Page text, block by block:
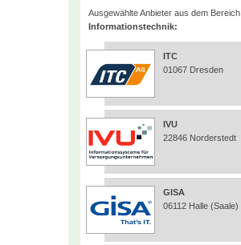
Ausgewählte Anbieter aus dem Bereich
Informationstechnik:
ITC
01067 Dresden
IVU
22846 Norderstedt
GISA
06112 Halle (Saale)